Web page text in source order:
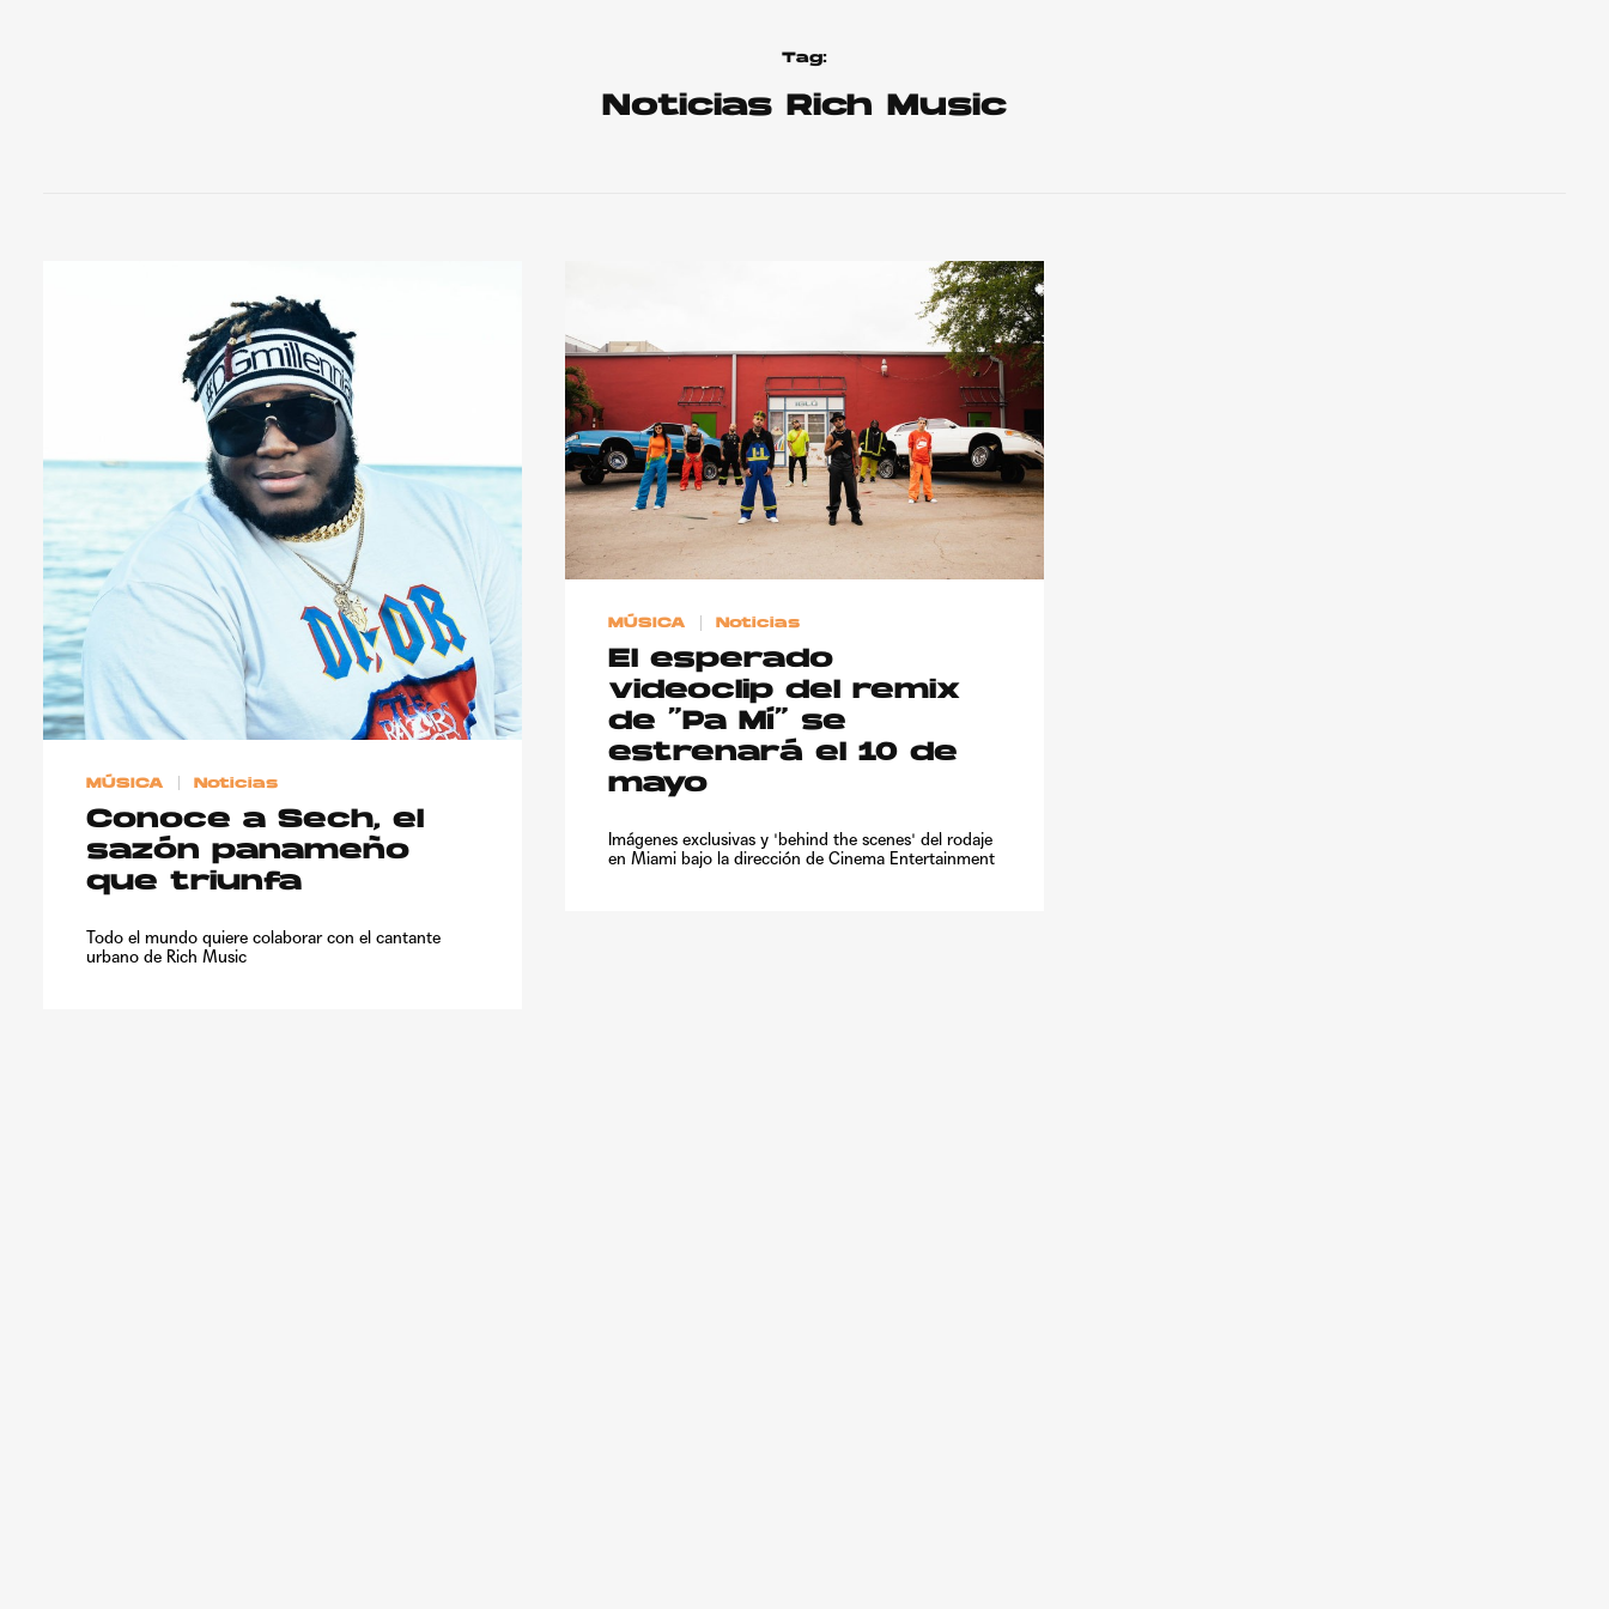
Tag:
Noticias Rich Music
MÚSICA Noticias
Conoce a Sech, el
sazón panameño
que triunfa
Todo el mundo quiere colaborar con el cantante
urbano de Rich Music
MÚSICA Noticias
El esperado
videoclip del remix
de “Pa Mí” se
estrenará el 10 de
mayo
Imágenes exclusivas y 'behind the scenes' del rodaje
en Miami bajo la dirección de Cinema Entertainment